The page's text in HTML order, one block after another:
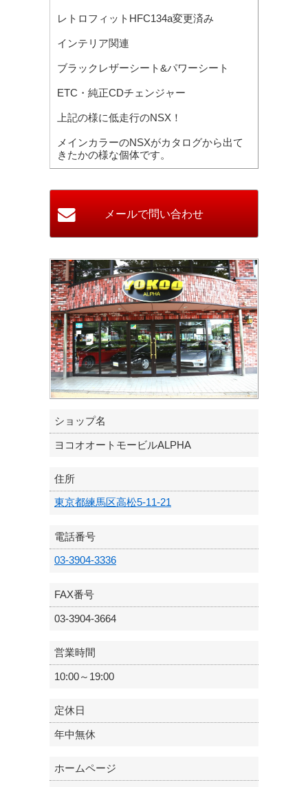
レトロフィットHFC134a変更済み
インテリア関連
ブラックレザーシート&パワーシート
ETC・純正CDチェンジャー
上記の様に低走行のNSX！
メインカラーのNSXがカタログから出て
きたかの様な個体です。
ショップ名
ヨコオオートモービルALPHA
住所
東京都練馬区高松5-11-21
電話番号
03-3904-3336
FAX番号
03-3904-3664
営業時間
10:00～19:00
定休日
年中無休
ホームページ